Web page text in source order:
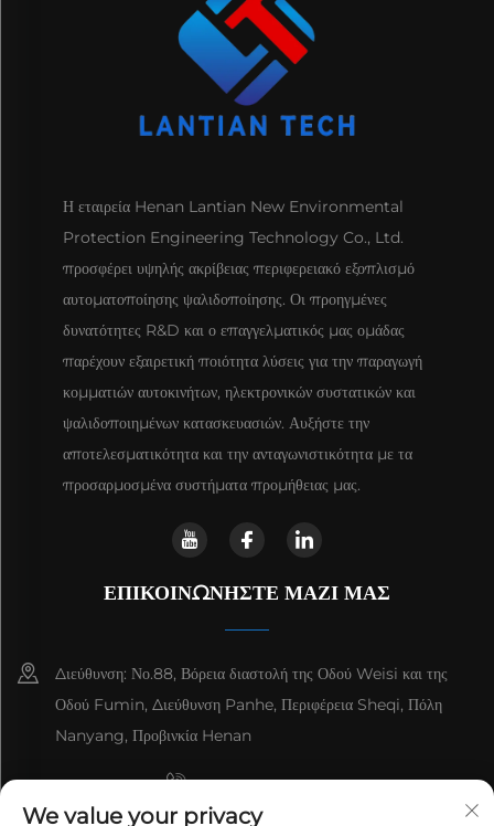
Η εταιρεία Henan Lantian New Environmental
Protection Engineering Technology Co., Ltd.
προσφέρει υψηλής ακρίβειας περιφερειακό εξοπλισμό
αυτοματοποίησης ψαλιδοποίησης. Οι προηγμένες
δυνατότητες R&D και ο επαγγελματικός μας ομάδας
παρέχουν εξαιρετική ποιότητα λύσεις για την παραγωγή
κομματιών αυτοκινήτων, ηλεκτρονικών συστατικών και
ψαλιδοποιημένων κατασκευασιών. Αυξήστε την
αποτελεσματικότητα και την ανταγωνιστικότητα με τα
προσαρμοσμένα συστήματα προμήθειας μας.
ΕΠΙΚΟΙΝΩΝΗΣΤΕ ΜΑΖΙ ΜΑΣ
Διεύθυνση: Νο.88, Βόρεια διαστολή της Οδού Weisi και της
Οδού Fumin, Διεύθυνση Panhe, Περιφέρεια Sheqi, Πόλη
Nanyang, Προβινκία Henan
+8615993153189
We value your privacy